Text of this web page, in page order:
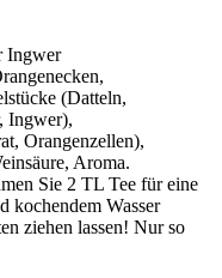
Ingwer
(Datteln,
Ingwer),
Orangenzellen),
Aroma.
Sie 2 TL Tee für eine
kochendem Wasser
ziehen lassen! Nur so